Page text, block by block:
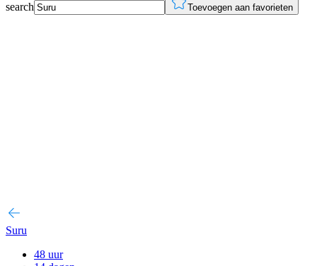
search Toevoegen aan favorieten
Suru
48 uur